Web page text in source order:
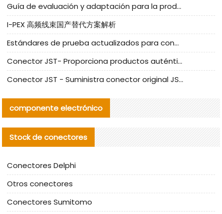
Guía de evaluación y adaptación para la producción en serie de componentes de cables nacionales para CNC Tech
I-PEX 高频线束国产替代方案解析
Estándares de prueba actualizados para conectores nacionales bajo la referencia de CLIFF
Conector JST- Proporciona productos auténticos y alternativos del conector JST NSHR-02V-S
Conector JST - Suministra conector original JST GHR-09V-S | productos alternativos
componente electrónico
Stock de conectores
Conectores Delphi
Otros conectores
Conectores Sumitomo